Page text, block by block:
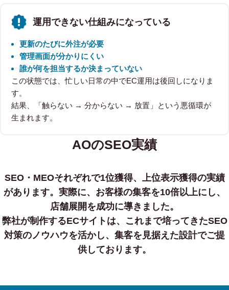
運用できない仕組みになっている
更新のたびに外注が必要
管理画面が分かりにくい
誰が何を担当するか決まっていない
この状態では、忙しい日常の中でEC運用は後回しになりま
す。
結果、「触らない → 分からない → 放置」という悪循環が
生まれます。
AOのSEO実績
SEO・MEOそれぞれで1位獲得、上位表示獲得の実績
があります。 実際に、お客様の集客を10倍以上にし、
店舗展開を成功に導きました。
弊社が制作するECサイトは、これまで培ってきたSEO
対策のノウハウを活かし、集客を見据えた設計でご提
供しております。